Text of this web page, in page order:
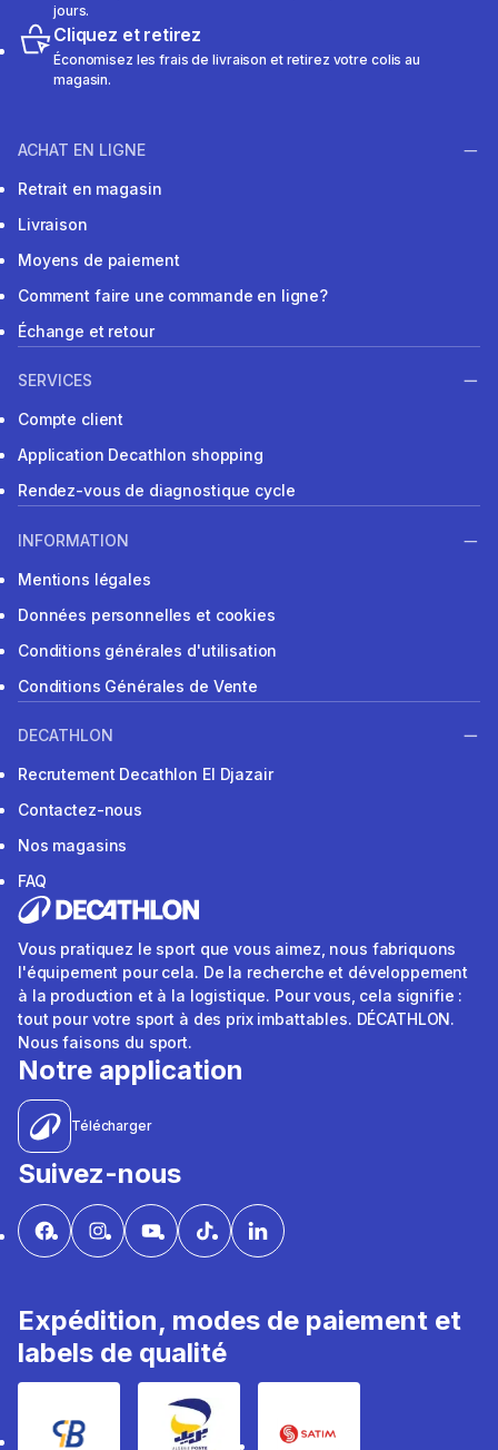
jours.
Cliquez et retirez
Économisez les frais de livraison et retirez votre colis au
magasin.
ACHAT EN LIGNE
Retrait en magasin
Livraison
Moyens de paiement
Comment faire une commande en ligne?
Échange et retour
SERVICES
Compte client
Application Decathlon shopping
Rendez-vous de diagnostique cycle
INFORMATION
Mentions légales
Données personnelles et cookies
Conditions générales d'utilisation
Conditions Générales de Vente
DECATHLON
Recrutement Decathlon El Djazair
Contactez-nous
Nos magasins
FAQ
Vous pratiquez le sport que vous aimez, nous fabriquons
l'équipement pour cela. De la recherche et développement
à la production et à la logistique. Pour vous, cela signifie :
tout pour votre sport à des prix imbattables. DÉCATHLON.
Nous faisons du sport.
Notre application
Télécharger
Suivez-nous
Expédition, modes de paiement et
labels de qualité